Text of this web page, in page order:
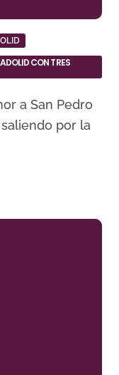
CON TRES
por la